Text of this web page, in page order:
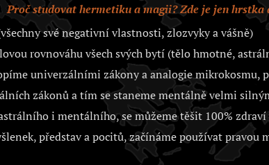
Proč studovat hermetiku a magii? Zde je jen hrstka
své negativní vlastnosti, zlozvyky a vášně)
rovnováhu všech svých bytí (tělo hmotné,
univerzálními zákony a analogie mikrokosmu,
zákonů a tím se staneme mentálně velmi
i mentálního, se můžeme těšit 100%
představ a pocitů, začínáme používat pravou